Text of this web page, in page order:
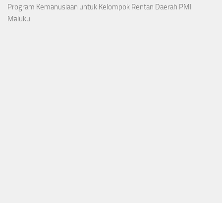
Program Kemanusiaan untuk Kelompok Rentan Daerah PMI
Maluku